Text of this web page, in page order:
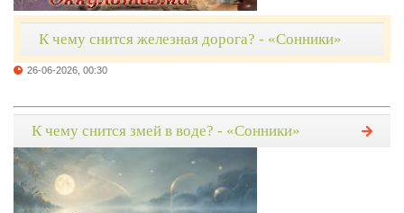
К чему снится железная дорога? - «Сонники»
26-06-2026, 00:30
К чему снится змей в воде? - «Сонники»